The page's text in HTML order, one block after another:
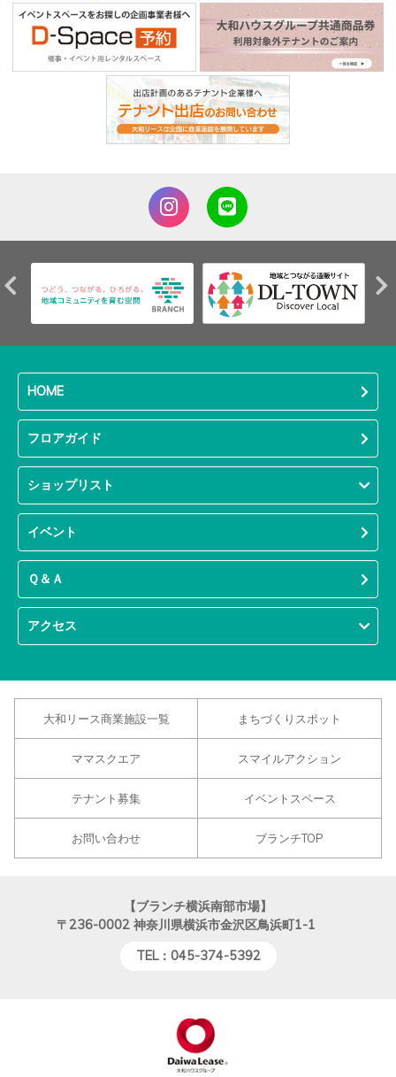
HOME
フロアガイド
ショップリスト
イベント
Ｑ＆Ａ
アクセス
大和リース商業施設一覧 まちづくりスポット
ママスクエア スマイルアクション
テナント募集 イベントスペース
お問い合わせ ブランチTOP
【ブランチ横浜南部市場】
〒236-0002 神奈川県横浜市金沢区鳥浜町1-1
TEL：045-374-5392